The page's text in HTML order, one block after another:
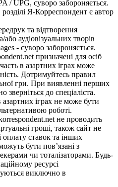
/ UPG, суворо забороняється.
Я-Корреспондент є автор
та відтворення
аудіовізуальних творів
- суворо забороняється.
призначені для осіб
в азартних іграх може
Дотримуйтесь правил
гри. При виявленні перших
зверніться до спеціаліста.
іграх не може бути
роботі.
не проводить
гроші, також сайт не
ставок та інших
бути пов’язані з
чи тоталізаторами. Будь-
ресурсі
виключно в